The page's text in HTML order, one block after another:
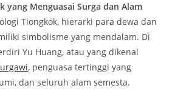
yang Menguasai Surga dan Alam
Tiongkok, hierarki para dewa dan
simbolisme yang mendalam. Di
Yu Huang, atau yang dikenal
, penguasa tertinggi yang
dan seluruh alam semesta.